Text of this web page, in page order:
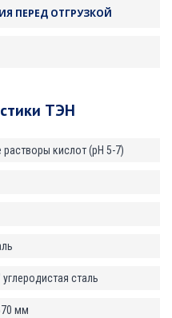
ПЕРЕД ОТГРУЗКОЙ
ТЭН
кислот (рН 5-7)
сталь
мм